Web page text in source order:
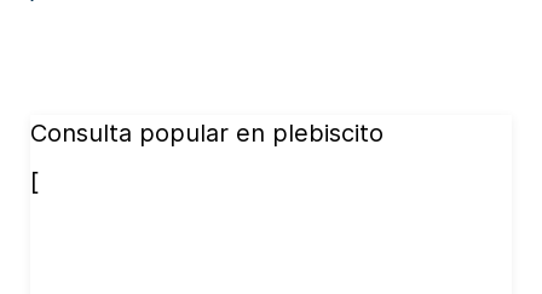
Consulta popular en plebiscito
[